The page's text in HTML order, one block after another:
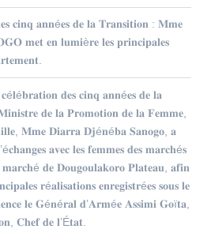
𝐜𝐢𝐧𝐪 𝐚𝐧𝐧é𝐞𝐬 𝐝𝐞 𝐥𝐚 𝐓𝐫𝐚𝐧𝐬𝐢𝐭𝐢𝐨𝐧 : 𝐌𝐦𝐞
𝐦𝐞𝐭 𝐞𝐧 𝐥𝐮𝐦𝐢è𝐫𝐞 𝐥𝐞𝐬 𝐩𝐫𝐢𝐧𝐜𝐢𝐩𝐚𝐥𝐞𝐬
𝐝𝐞𝐬 𝐜𝐢𝐧𝐪 𝐚𝐧𝐧é𝐞𝐬 𝐝𝐞 𝐥𝐚
𝐝𝐞 𝐥𝐚 𝐏𝐫𝐨𝐦𝐨𝐭𝐢𝐨𝐧 𝐝𝐞 𝐥𝐚 𝐅𝐞𝐦𝐦𝐞,
𝐌𝐦𝐞 𝐃𝐢𝐚𝐫𝐫𝐚 𝐃𝐣é𝐧é𝐛𝐚 𝐒𝐚𝐧𝐨𝐠𝐨, 𝐚
𝐚𝐯𝐞𝐜 𝐥𝐞𝐬 𝐟𝐞𝐦𝐦𝐞𝐬 𝐝𝐞𝐬 𝐦𝐚𝐫𝐜𝐡é𝐬
𝐦𝐚𝐫𝐜𝐡é 𝐝𝐞 𝐃𝐨𝐮𝐠𝐨𝐮𝐥𝐚𝐤𝐨𝐫𝐨 𝐏𝐥𝐚𝐭𝐞𝐚𝐮, 𝐚𝐟𝐢𝐧
𝐫é𝐚𝐥𝐢𝐬𝐚𝐭𝐢𝐨𝐧𝐬 𝐞𝐧𝐫𝐞𝐠𝐢𝐬𝐭𝐫é𝐞𝐬 𝐬𝐨𝐮𝐬 𝐥𝐞
𝐥𝐞 𝐆é𝐧é𝐫𝐚𝐥 𝐝’𝐀𝐫𝐦é𝐞 𝐀𝐬𝐬𝐢𝐦𝐢 𝐆𝐨ï𝐭𝐚,
𝐂𝐡𝐞𝐟 𝐝𝐞 𝐥’É𝐭𝐚𝐭.